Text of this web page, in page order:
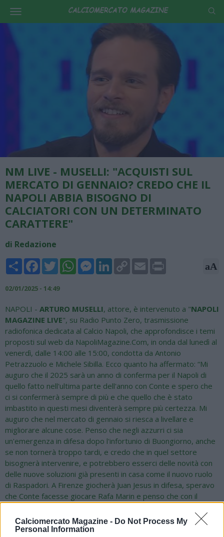
Calciomercato Magazine - Do Not Process My
Personal Information
NM LIVE - MUSELLI: "ACQUISTI SUL
MERCATO DI GENNAIO? CREDO CHE IL
NAPOLI ABBIA BISOGNO DI
CALCIATORI CON UN DETERMINATO
CARATTERE"
di Redazione
Share FacebookTwitterWhatsAppMessengerLinkedInCopy
Link
Email aA
02/01/2025 - 14:49
NAPOLI - ARTURO MUSELLI, attore, è intervenuto a "NAPOLI
MAGAZINE LIVE", su Radio Punto Zero, trasmissione
radiofonica dedicata al Calcio Napoli, che approfondisce i temi
proposti sul web da NapoliMagazine.Com, in onda dal lunedì al
venerdì, dalle 14:00 alle 15:00, condotta da Antonio
Petrazzuolo e Michele Sibilla. Ecco quanto ha affermato: “Mi
auguro che il 2025 sarà un anno di conferma per il Napoli di
quello fatto nell'ultima parte dell'anno con Conte e spero che
ci si confermerà sempre di più e che quello che è stato
imbastito in questi mesi diventerà sempre più certezza. Mi
auguro che nel mercato di gennaio si riesca a livellare e
migliorare alcune cose. Penso che negli azzurri ci sia
un'emergenza in difesa dopo l'infortunio di Buongiorno, anche
se non tornerà troppo tardi, e credo che in quel settore
bisognerà intervenire, e potrebbero esserci delle novità con
delle nuove soluzioni già presenti in casa come il nuovo ruolo
di Raspadori. A Firenze giocherà Juan Jesus in difesa, speravo
che Conte facesse giocare Rafa Marin e penso che con il
cosa non può dare più e non mi ha fatto impazzire nelle ultime
sue gare giocate. Acquisti sul mercato? Credo che ci sia